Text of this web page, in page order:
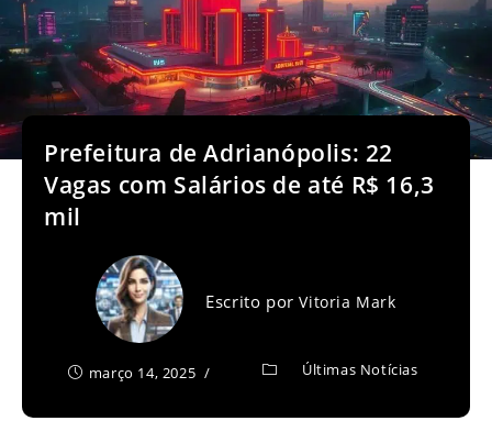
Prefeitura de Adrianópolis: 22
Vagas com Salários de até R$ 16,3
mil
Escrito porVitoria Mark
março 14, 2025 Últimas Notícias